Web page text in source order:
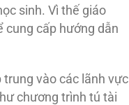
sinh. Vì thế giáo
cung cấp hướng dẫn
vào các lãnh vực
chương trình tú tài